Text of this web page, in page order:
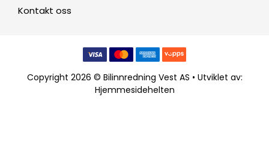
Kontakt oss
Copyright 2026 © Bilinnredning Vest AS • Utviklet av:
Hjemmesidehelten